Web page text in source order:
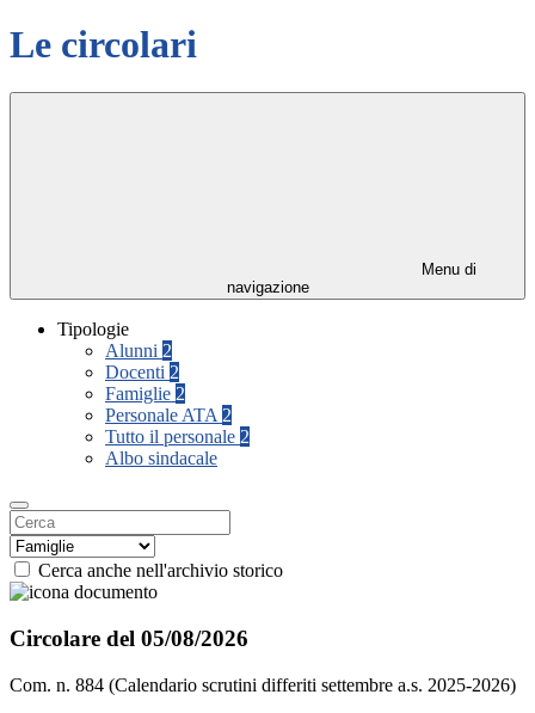
Le circolari
Menu di
navigazione
Tipologie
Alunni 2
Docenti 2
Famiglie 2
Personale ATA 2
Tutto il personale 2
Albo sindacale
Cerca anche nell'archivio storico
Circolare del 05/08/2026
Com. n. 884 (Calendario scrutini differiti settembre a.s. 2025-2026)